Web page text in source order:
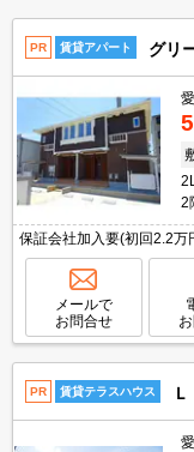
PR 賃貸アパート グリ
2
保証会社加入要(初回2.2万
メールで
お問合せ
PR 賃貸テラスハウス